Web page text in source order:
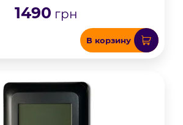
1490 грн
В корзину